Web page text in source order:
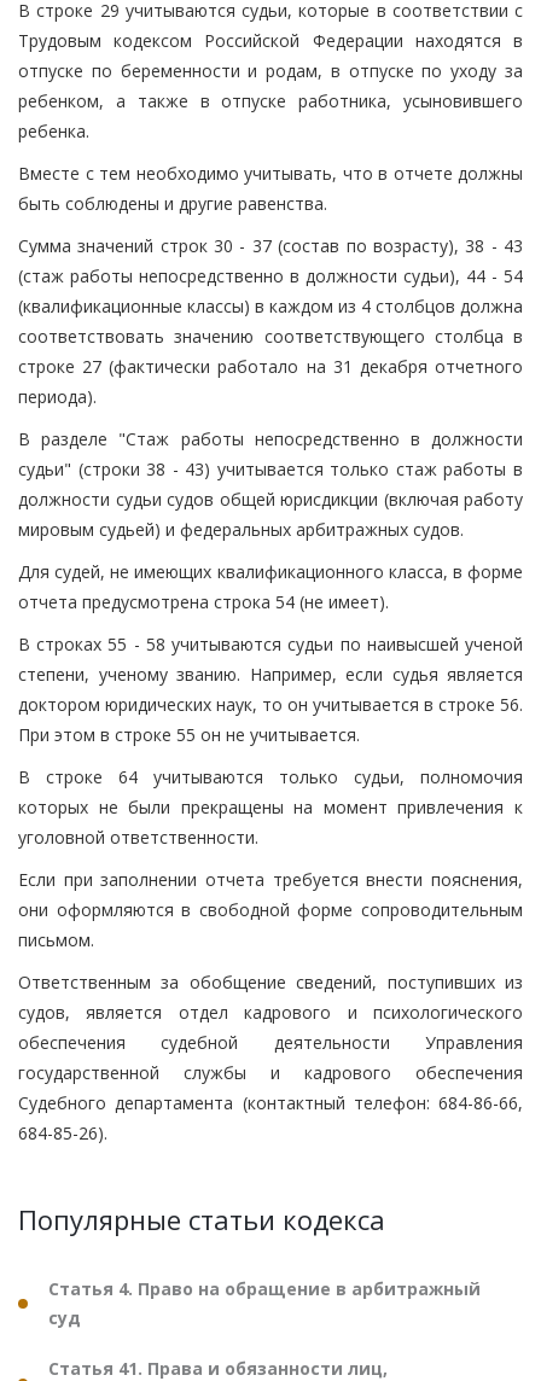
В строке 29 учитываются судьи, которые в соответствии с
Трудовым кодексом Российской Федерации находятся в
отпуске по беременности и родам, в отпуске по уходу за
ребенком, а также в отпуске работника, усыновившего
ребенка.
Вместе с тем необходимо учитывать, что в отчете должны
быть соблюдены и другие равенства.
Сумма значений строк 30 - 37 (состав по возрасту), 38 - 43
(стаж работы непосредственно в должности судьи), 44 - 54
(квалификационные классы) в каждом из 4 столбцов должна
соответствовать значению соответствующего столбца в
строке 27 (фактически работало на 31 декабря отчетного
периода).
В разделе "Стаж работы непосредственно в должности
судьи" (строки 38 - 43) учитывается только стаж работы в
должности судьи судов общей юрисдикции (включая работу
мировым судьей) и федеральных арбитражных судов.
Для судей, не имеющих квалификационного класса, в форме
отчета предусмотрена строка 54 (не имеет).
В строках 55 - 58 учитываются судьи по наивысшей ученой
степени, ученому званию. Например, если судья является
доктором юридических наук, то он учитывается в строке 56.
При этом в строке 55 он не учитывается.
В строке 64 учитываются только судьи, полномочия
которых не были прекращены на момент привлечения к
уголовной ответственности.
Если при заполнении отчета требуется внести пояснения,
они оформляются в свободной форме сопроводительным
письмом.
Ответственным за обобщение сведений, поступивших из
судов, является отдел кадрового и психологического
обеспечения судебной деятельности Управления
государственной службы и кадрового обеспечения
Судебного департамента (контактный телефон: 684-86-66,
684-85-26).
Популярные статьи кодекса
Статья 4. Право на обращение в арбитражный
суд
Статья 41. Права и обязанности лиц,